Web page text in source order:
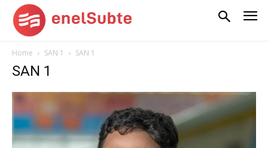
Home SAN 1 SAN 1
SAN 1